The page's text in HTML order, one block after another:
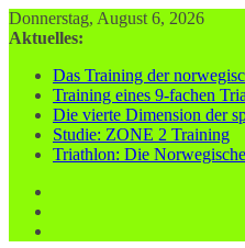
Zum
Inhalt
Donnerstag, August 6, 2026
Aktuelles:
Das Training der
Training eines 9-fachen
Die vierte Dimension der
Studie: ZONE 2 Training
Triathlon: Die